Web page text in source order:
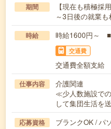
期間
【現在も積極
～3日後の就業も
時給 時給1600円～ ■
交通費
交通費全額支給
仕事内容
介護関連
≪少人数施設で
して集団生活を
応募資格
ブランクOK / パ